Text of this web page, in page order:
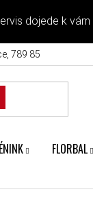
dojede k vám
789 85
FLORBAL